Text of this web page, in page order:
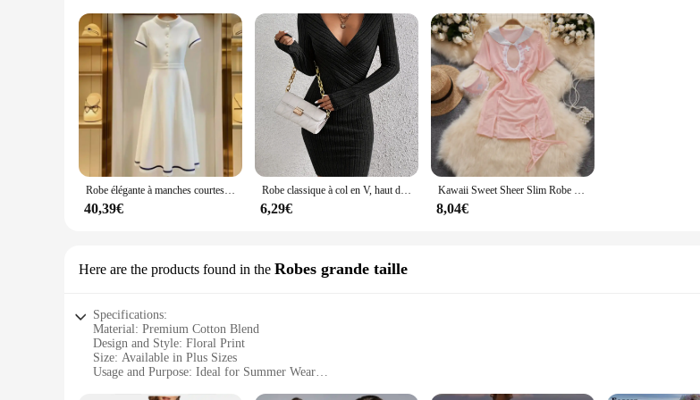
Robe élégante à manches courtes pour femmes, robe formelle pour femmes, robe de soirée mi-longue, robe éducative, simple boutonnage, ligne A, bureau, été, nouveau, 165P
40,39€
Robe classique à col en V, haut du corps mince, tempérament élégant, nouveau
6,29€
Kawaii Sweet Sheer Slim Robe à manches courtes, évider, dentelle patchwork, fente trapèze, infirmière cosplay, sexy, boîte de nuit, robe de soirée
8,04€
Here are the products found in the Robes grande taille
Specifications:
Material: Premium Cotton Blend
Design and Style: Floral Print
Size: Available in Plus Sizes
Usage and Purpose: Ideal for Summer Wear